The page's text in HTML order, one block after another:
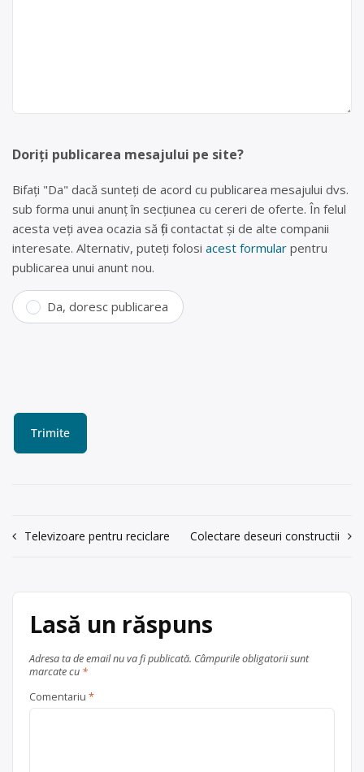
Doriți publicarea mesajului pe site?
Bifați "Da" dacă sunteți de acord cu publicarea mesajului dvs.
sub forma unui anunț în secțiunea cu cereri de oferte. În felul
acesta veți avea ocazia să fiți contactat și de alte companii
interesate. Alternativ, puteți folosi acest formular pentru
publicarea unui anunt nou.
Da, doresc publicarea
Navigare
Televizoare pentru reciclare Colectare deseuri constructii
Lasă un răspuns
Adresa ta de email nu va fi publicată. Câmpurile obligatorii sunt
marcate cu *
Comentariu *